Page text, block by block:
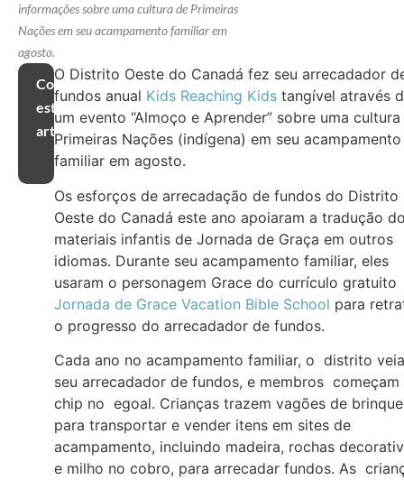
informações sobre uma cultura de Primeiras
Nações em seu acampamento familiar em
agosto.
Compartilhar
este
artigo
O Distrito Oeste do Canadá fez seu arrecadador
fundos anual Kids Reaching Kids tangível através
um evento “Almoço e Aprender” sobre uma
Primeiras Nações (indígena) em seu acampamento
familiar em agosto.
Os esforços de arrecadação de fundos do Distrito
Oeste do Canadá este ano apoiaram a tradução
materiais infantis de Jornada de Graça em outros
idiomas. Durante seu acampamento familiar, eles
usaram o personagem Grace do currículo gratuito
Jornada de Grace Vacation Bible School para
o progresso do arrecadador de fundos.
Cada ano no acampamento familiar, o distrito veia
seu arrecadador de fundos, e membros começam
chip no egoal. Crianças trazem vagões de
para transportar e vender itens em sites de
acampamento, incluindo madeira, rochas
e milho no cobro, para arrecadar fundos. As